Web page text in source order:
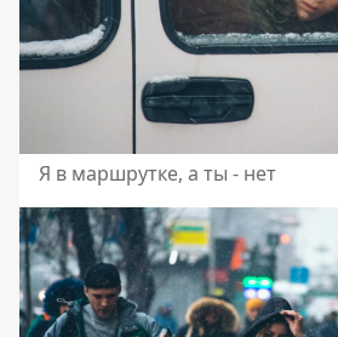
Я в маршрутке, а ты - нет